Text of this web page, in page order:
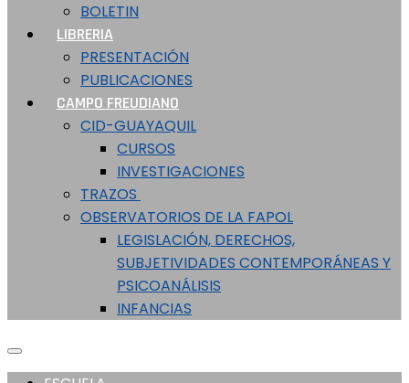
BOLETIN
LIBRERIA
PRESENTACIÓN
PUBLICACIONES
CAMPO FREUDIANO
CID-GUAYAQUIL
CURSOS
INVESTIGACIONES
TRAZOS
OBSERVATORIOS DE LA FAPOL
LEGISLACIÓN, DERECHOS,
SUBJETIVIDADES CONTEMPORÁNEAS Y
PSICOANÁLISIS
INFANCIAS